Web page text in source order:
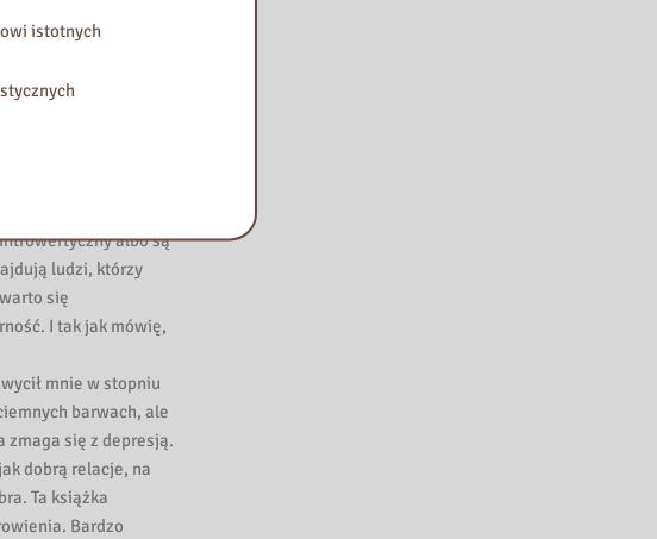
kozery podkreślam,
niosąca tkliwość i
swój dom, z
I chociaż
Smutnych
księgarni, nie
oszczędne w
albo są
ludzi, którzy
się
I tak jak mówię,
mnie w stopniu
barwach, ale
zmaga się z depresją.
dobrą relacje, na
Ta książka
Bardzo
istotnych